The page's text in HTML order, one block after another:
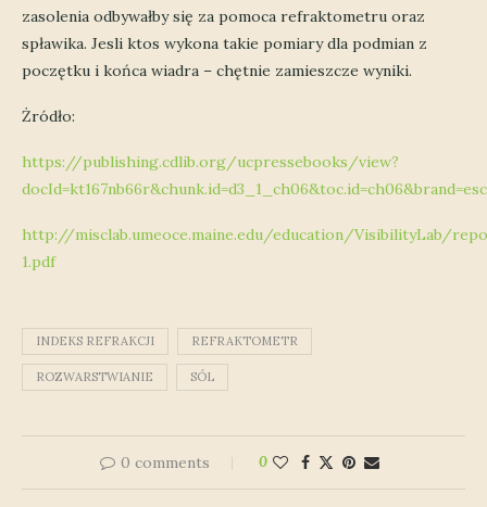
zasolenia odbywałby się za pomoca refraktometru oraz
spławika. Jesli ktos wykona takie pomiary dla podmian z
poczętku i końca wiadra – chętnie zamieszcze wyniki.
Żródło:
https://publishing.cdlib.org/ucpressebooks/view?
http://misclab.umeoce.maine.edu/education/VisibilityLab/
1.pdf
INDEKS REFRAKCJI REFRAKTOMETR
ROZWARSTWIANIE SÓL
0 comments 0